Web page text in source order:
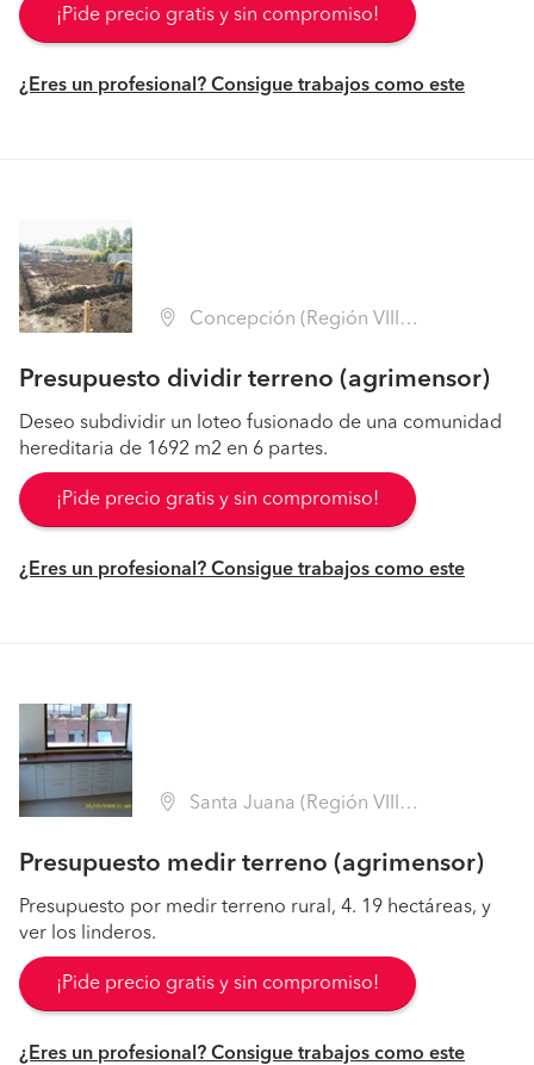
¡Pide precio gratis y sin compromiso!
¿Eres un profesional? Consigue trabajos como este
Concepción (Región VIII Biobío - Concepción)
Presupuesto dividir terreno (agrimensor)
Deseo subdividir un loteo fusionado de una comunidad
hereditaria de 1692 m2 en 6 partes.
¡Pide precio gratis y sin compromiso!
¿Eres un profesional? Consigue trabajos como este
Santa Juana (Región VIII Biobío - Concepción)
Presupuesto medir terreno (agrimensor)
Presupuesto por medir terreno rural, 4. 19 hectáreas, y
ver los linderos.
¡Pide precio gratis y sin compromiso!
¿Eres un profesional? Consigue trabajos como este